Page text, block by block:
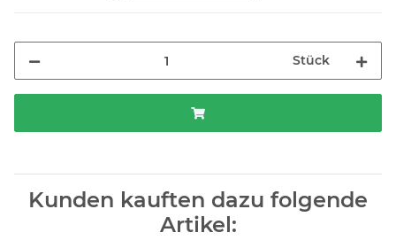
Stück
Kunden kauften dazu folgende
Artikel: